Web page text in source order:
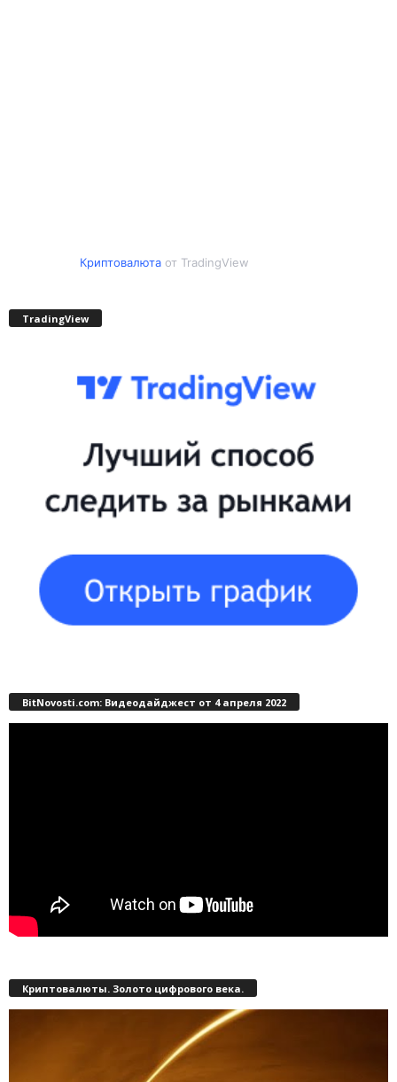
Криптовалютаот TradingView
TradingView
BitNovosti.com: Видеодайджест от 4 апреля 2022
Криптовалюты. Золото цифрового века.